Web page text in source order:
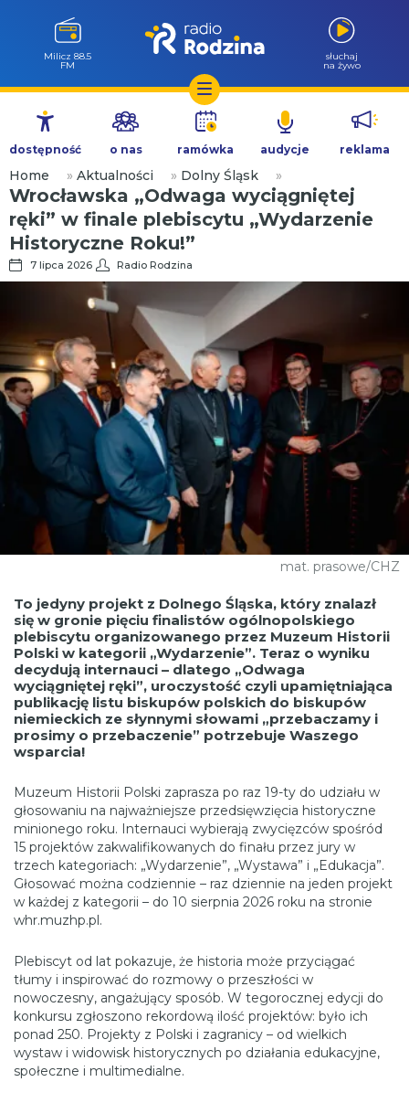
Przejdź
treści
Milicz 88.5
FM
słuchaj
na żywo
dostępność o nas ramówka audycje reklama
Home » Aktualności » Dolny Śląsk »
Wrocławska „Odwaga wyciągniętej
ręki” w finale plebiscytu „Wydarzenie
Historyczne Roku!”
7 lipca 2026 Radio Rodzina
mat. prasowe/CHZ
To jedyny projekt z Dolnego Śląska, który znalazł
się w gronie pięciu finalistów ogólnopolskiego
plebiscytu organizowanego przez Muzeum Historii
Polski w kategorii „Wydarzenie”. Teraz o wyniku
decydują internauci – dlatego „Odwaga
wyciągniętej ręki”, uroczystość czyli upamiętniająca
publikację listu biskupów polskich do biskupów
niemieckich ze słynnymi słowami „przebaczamy i
prosimy o przebaczenie” potrzebuje Waszego
wsparcia!
Muzeum Historii Polski zaprasza po raz 19-ty do udziału w
głosowaniu na najważniejsze przedsięwzięcia historyczne
minionego roku. Internauci wybierają zwycięzców spośród
15 projektów zakwalifikowanych do finału przez jury w
trzech kategoriach: „Wydarzenie”, „Wystawa” i „Edukacja”.
Głosować można codziennie – raz dziennie na jeden projekt
w każdej z kategorii – do 10 sierpnia 2026 roku na stronie
whr.muzhp.pl.
Plebiscyt od lat pokazuje, że historia może przyciągać
tłumy i inspirować do rozmowy o przeszłości w
nowoczesny, angażujący sposób. W tegorocznej edycji do
konkursu zgłoszono rekordową ilość projektów: było ich
ponad 250. Projekty z Polski i zagranicy – od wielkich
wystaw i widowisk historycznych po działania edukacyjne,
społeczne i multimedialne.